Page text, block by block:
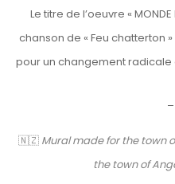
Le titre de l’oeuvre «
chanson de « Feu chatterton
pour un changement
🇳🇿​ Mural made for the town
the town of